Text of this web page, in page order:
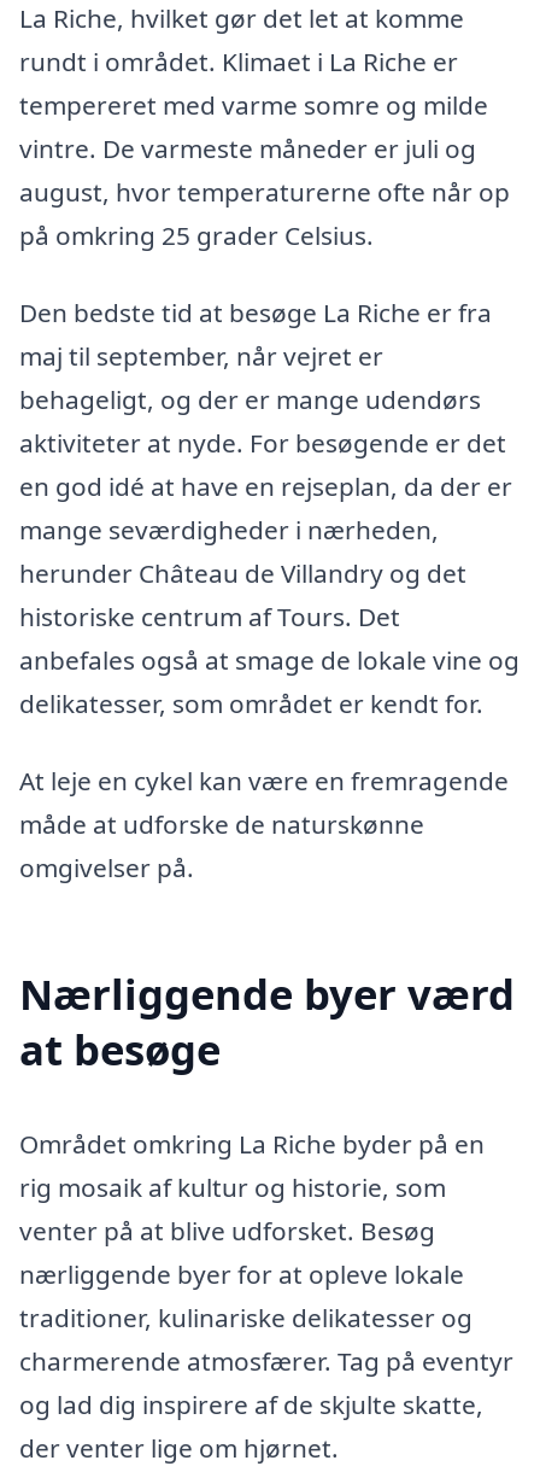
La Riche, hvilket gør det let at komme
rundt i området. Klimaet i La Riche er
tempereret med varme somre og milde
vintre. De varmeste måneder er juli og
august, hvor temperaturerne ofte når op
på omkring 25 grader Celsius.
Den bedste tid at besøge La Riche er fra
maj til september, når vejret er
behageligt, og der er mange udendørs
aktiviteter at nyde. For besøgende er det
en god idé at have en rejseplan, da der er
mange seværdigheder i nærheden,
herunder Château de Villandry og det
historiske centrum af Tours. Det
anbefales også at smage de lokale vine og
delikatesser, som området er kendt for.
At leje en cykel kan være en fremragende
måde at udforske de naturskønne
omgivelser på.
Nærliggende byer værd
at besøge
Området omkring La Riche byder på en
rig mosaik af kultur og historie, som
venter på at blive udforsket. Besøg
nærliggende byer for at opleve lokale
traditioner, kulinariske delikatesser og
charmerende atmosfærer. Tag på eventyr
og lad dig inspirere af de skjulte skatte,
der venter lige om hjørnet.